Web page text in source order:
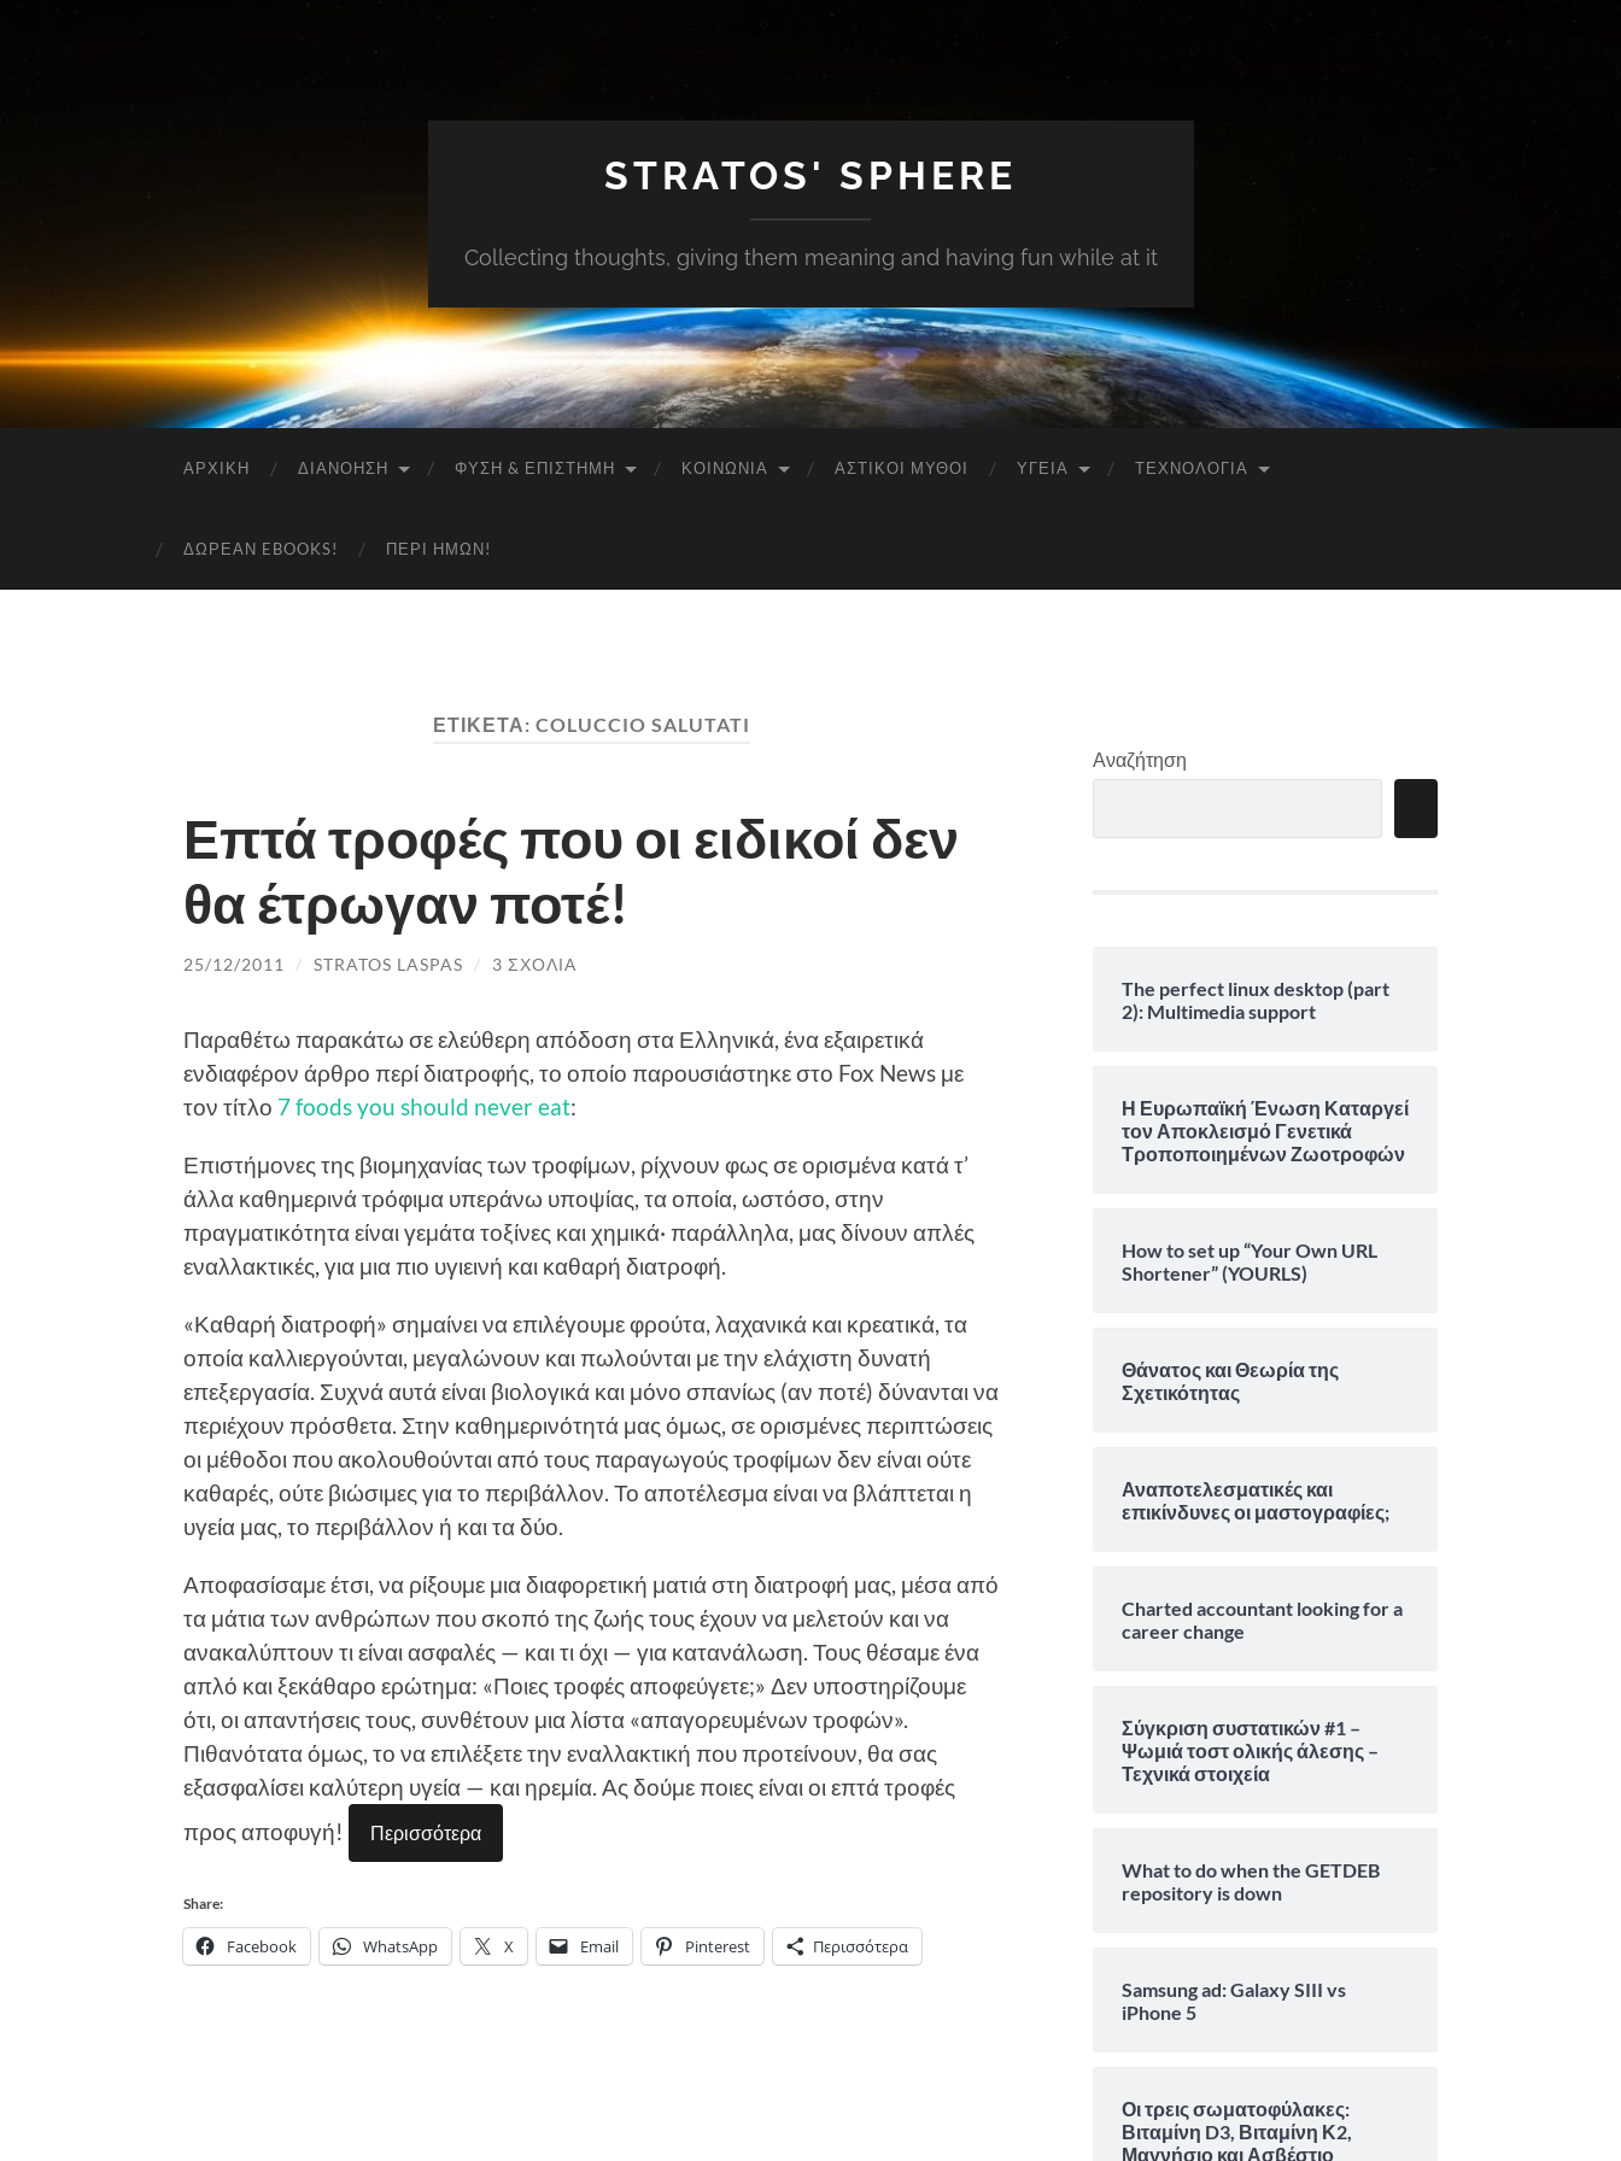
STRATOS' SPHERE
Collecting thoughts, giving them meaning and having fun while at it
ΑΡΧΙΚΉ ΔΙΑΝΌΗΣΗ ΦΎΣΗ & ΕΠΙΣΤΉΜΗ ΚΟΙΝΩΝΊΑ ΑΣΤΙΚΟΊ ΜΎΘΟΙ ΥΓΕΊΑ ΤΕΧΝΟΛΟΓΊΑ
ΔΩΡΕΆΝ EBOOKS! ΠΕΡΊ ΗΜΏΝ!
ΕΤΙΚΈΤΑ: COLUCCIO SALUTATI
Επτά τροφές που οι ειδικοί δεν
θα έτρωγαν ποτέ!
25/12/2011 / STRATOS LASPAS / 3 ΣΧΌΛΙΑ
Παραθέτω παρακάτω σε ελεύθερη απόδοση στα Ελληνικά, ένα εξαιρετικά
ενδιαφέρον άρθρο περί διατροφής, το οποίο παρουσιάστηκε στο Fox News με
τον τίτλο 7 foods you should never eat:
Επιστήμονες της βιομηχανίας των τροφίμων, ρίχνουν φως σε ορισμένα κατά τ’
άλλα καθημερινά τρόφιμα υπεράνω υποψίας, τα οποία, ωστόσο, στην
πραγματικότητα είναι γεμάτα τοξίνες και χημικά· παράλληλα, μας δίνουν απλές
εναλλακτικές, για μια πιο υγιεινή και καθαρή διατροφή.
«Καθαρή διατροφή» σημαίνει να επιλέγουμε φρούτα, λαχανικά και κρεατικά, τα
οποία καλλιεργούνται, μεγαλώνουν και πωλούνται με την ελάχιστη δυνατή
επεξεργασία. Συχνά αυτά είναι βιολογικά και μόνο σπανίως (αν ποτέ) δύνανται να
περιέχουν πρόσθετα. Στην καθημερινότητά μας όμως, σε ορισμένες περιπτώσεις
οι μέθοδοι που ακολουθούνται από τους παραγωγούς τροφίμων δεν είναι ούτε
καθαρές, ούτε βιώσιμες για το περιβάλλον. Το αποτέλεσμα είναι να βλάπτεται η
υγεία μας, το περιβάλλον ή και τα δύο.
Αποφασίσαμε έτσι, να ρίξουμε μια διαφορετική ματιά στη διατροφή μας, μέσα από
τα μάτια των ανθρώπων που σκοπό της ζωής τους έχουν να μελετούν και να
ανακαλύπτουν τι είναι ασφαλές — και τι όχι — για κατανάλωση. Τους θέσαμε ένα
απλό και ξεκάθαρο ερώτημα: «Ποιες τροφές αποφεύγετε;» Δεν υποστηρίζουμε
ότι, οι απαντήσεις τους, συνθέτουν μια λίστα «απαγορευμένων τροφών».
Πιθανότατα όμως, το να επιλέξετε την εναλλακτική που προτείνουν, θα σας
εξασφαλίσει καλύτερη υγεία — και ηρεμία. Ας δούμε ποιες είναι οι επτά τροφές
προς αποφυγή!
Περισσότερα
Share:
Facebook WhatsApp X Email Pinterest Περισσότερα
Αναζήτηση
The perfect linux desktop (part
2): Multimedia support
Η Ευρωπαϊκή Ένωση Καταργεί
τον Αποκλεισμό Γενετικά
Τροποποιημένων Ζωοτροφών
How to set up “Your Own URL
Shortener” (YOURLS)
Θάνατος και Θεωρία της
Σχετικότητας
Αναποτελεσματικές και
επικίνδυνες οι μαστογραφίες;
Charted accountant looking for a
career change
Σύγκριση συστατικών #1 –
Ψωμιά τοστ ολικής άλεσης –
Τεχνικά στοιχεία
What to do when the GETDEB
repository is down
Samsung ad: Galaxy SIII vs
iPhone 5
Οι τρεις σωματοφύλακες:
Βιταμίνη D3, Βιταμίνη Κ2,
Μαγνήσιο και Ασβέστιο